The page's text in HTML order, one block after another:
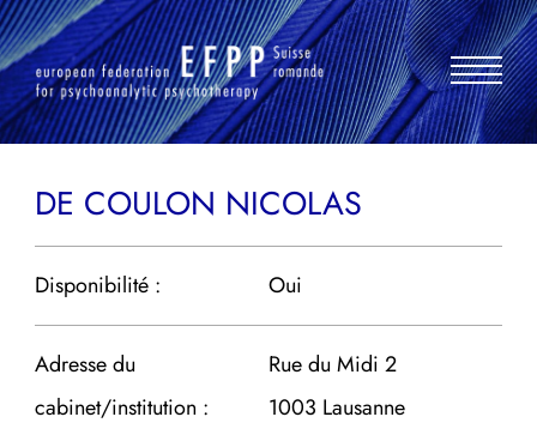
Aller
au
contenu
DE COULON NICOLAS
Disponibilité : Oui
Adresse du
cabinet/institution :
Rue du Midi 2
1003 Lausanne